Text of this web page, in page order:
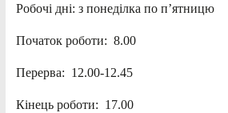
Робочі дні: з понеділка по п’ятницю
Початок роботи: 8.00
Перерва: 12.00-12.45
Кінець роботи: 17.00